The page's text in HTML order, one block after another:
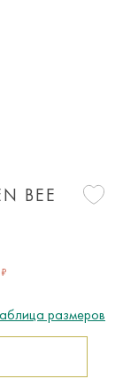
BEE
размеров